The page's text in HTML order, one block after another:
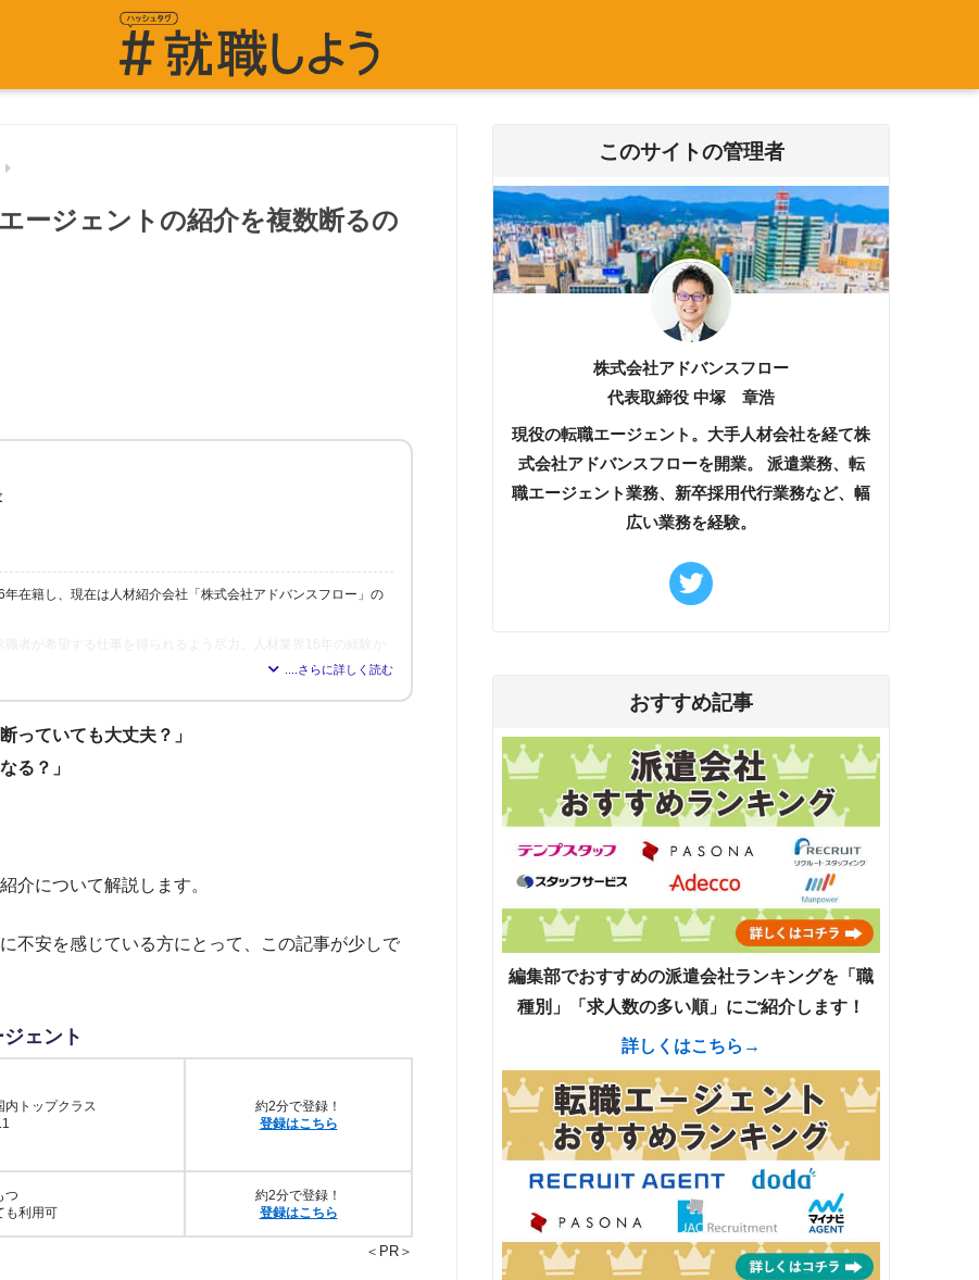
ージェントの紹介を複数断るの
在籍し、現在は人材紹介会社「株式会社アドバンスフロー」の
れば得られるほど、理想の職場を見つけられる」と確信し、多く
っていても大丈夫？」
る？」
介について解説します。
不安を感じている方にとって、この記事が少しで
ェント
内トップクラス
約2分で登録！
登録はこちら
つ
も利用可
約2分で登録！
登録はこちら
＜PR＞
このサイトの管理者
株式会社アドバンスフロー
代表取締役 中塚 章浩
現役の転職エージェント。大手人材会社を経て株
式会社アドバンスフローを開業。 派遣業務、転
職エージェント業務、新卒採用代行業務など、幅
広い業務を経験。
おすすめ記事
編集部でおすすめの派遣会社ランキングを「職
種別」「求人数の多い順」にご紹介します！
詳しくはこちら→